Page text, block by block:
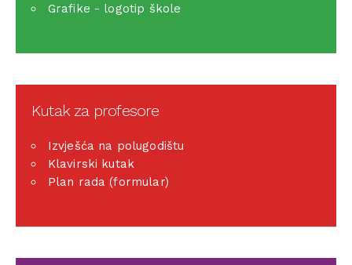
Grafike - logotip škole
Kutak za profesore
Izvješća na polugodištu
Klavirski kutak
Plan rada (formular)